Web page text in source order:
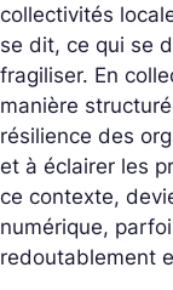
collectivités
se dit, ce qui se
fragiliser. En
manière
résilience des
et à éclairer les
ce contexte,
numérique,
redoutablement